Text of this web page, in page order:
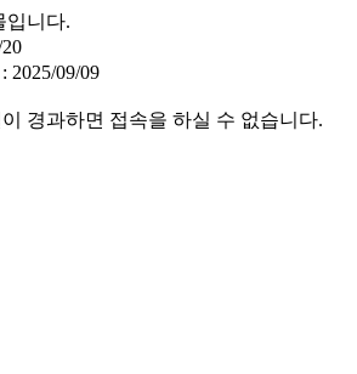
입니다.
2025/09/09
경과하면 접속을 하실 수 없습니다.